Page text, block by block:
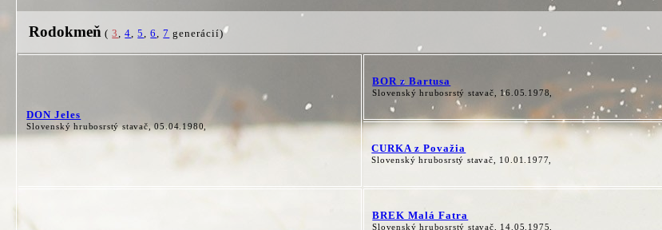
Rodokmeň (3,4,5,6,7 generácií)
DON Jeles
Slovenský hrubosrstý stavač, 05.04.1980,
BOR z Bartusa
Slovenský hrubosrstý stavač, 16.05.1978,
CURKA z Považia
Slovenský hrubosrstý stavač, 10.01.1977,
BREK Malá Fatra
Slovenský hrubosrstý stavač, 14.05.1975,